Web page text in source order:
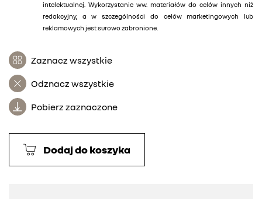
intelektualnej. Wykorzystanie ww. materiałów do celów innych niż
redakcyjny, a w szczególności do celów marketingowych lub
reklamowych jest surowo zabronione.
Zaznacz wszystkie
Odznacz wszystkie
Pobierz zaznaczone
Dodaj do koszyka